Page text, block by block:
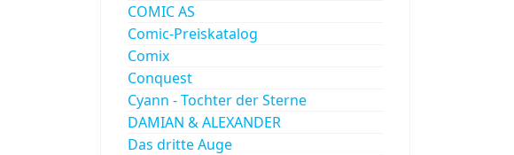
COMIC AS
Comic-Preiskatalog
Comix
Conquest
Cyann - Tochter der Sterne
DAMIAN & ALEXANDER
Das dritte Auge